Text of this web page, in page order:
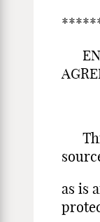
as is